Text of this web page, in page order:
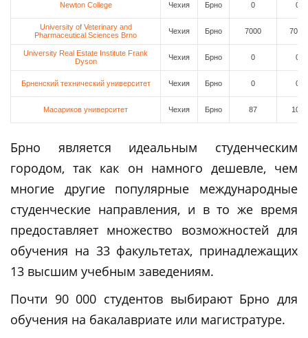
Newton College Чехия Брно 0 0
University of Veterinary and
Pharmaceutical Sciences Brno
Чехия Брно 7000 7000
University Real Estate Institute Frank
Dyson
Чехия Брно 0 0
Брненский технический университет Чехия Брно 0 0
Масариков университет Чехия Брно 87 109
Брно является идеальным студенческим
городом, так как он намного дешевле, чем
многие другие популярные международные
студенческие направления, и в то же время
предоставляет множество возможностей для
обучения на 33 факультетах, принадлежащих
13 высшим учебным заведениям.
Почти 90 000 студентов выбирают Брно для
обучения на бакалавриате или магистратуре.